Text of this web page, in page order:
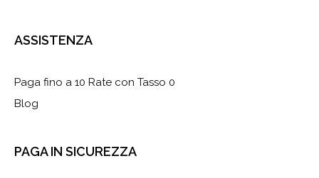
ASSISTENZA
Paga fino a 10 Rate con Tasso 0
Blog
PAGA IN SICUREZZA